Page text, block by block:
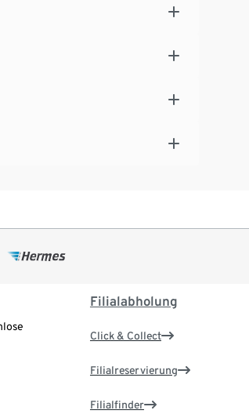
Filialabholung
Click & Collect
Filialreservierung
Filialfinder